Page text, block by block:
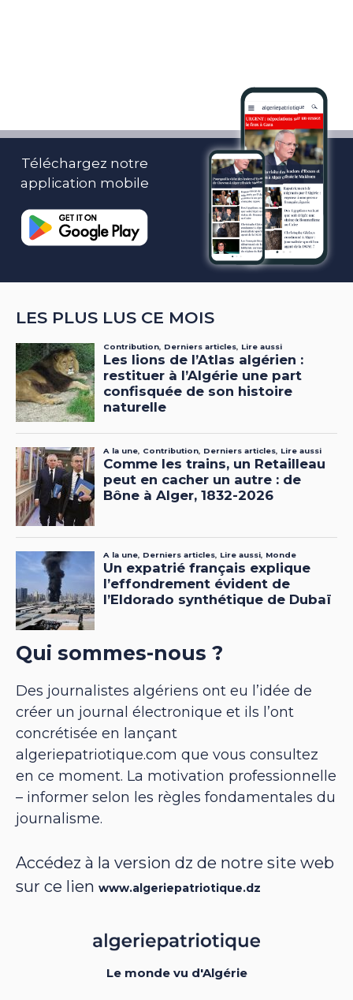
Téléchargez notre
application mobile
LES PLUS LUS CE MOIS
Qui sommes-nous ?
Des journalistes algériens ont eu l’idée de
créer un journal électronique et ils l’ont
concrétisée en lançant
algeriepatriotique.com que vous consultez
en ce moment. La motivation professionnelle
– informer selon les règles fondamentales du
journalisme.
Accédez à la version dz de notre site web
sur ce lien www.algeriepatriotique.dz
Le monde vu d'Algérie